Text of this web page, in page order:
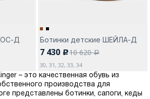
Д Ботинки детские ШЕЙЛА-Д
7 430 c10 620a
30, 31, 32, 33, 34
– это качественная обувь из
производства для
представлены ботинки, сапоги, кеды